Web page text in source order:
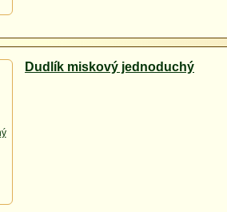
Dudlík miskový jednoduchý